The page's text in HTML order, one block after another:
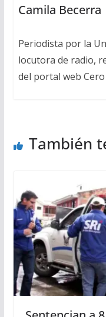
Camila Becerra
Periodista por la
locutora de radio,
del portal web
También